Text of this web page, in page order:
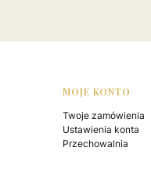
MOJE KONTO
Twoje zamówienia
Ustawienia konta
Przechowalnia